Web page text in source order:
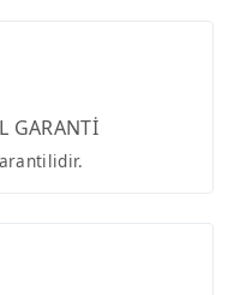
GARANTİ